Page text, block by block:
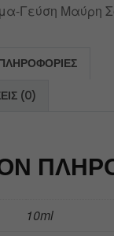
Γεύση Μαύρη
(0)
10ml